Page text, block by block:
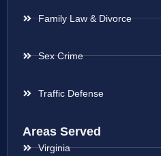
Family Law & Divorce
Sex Crime
Traffic Defense
Areas Served
Virginia